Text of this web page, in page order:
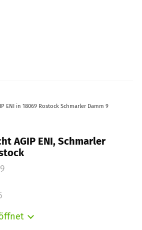
ENI in 18069 Rostock Schmarler Damm 9
AGIP ENI, Schmarler